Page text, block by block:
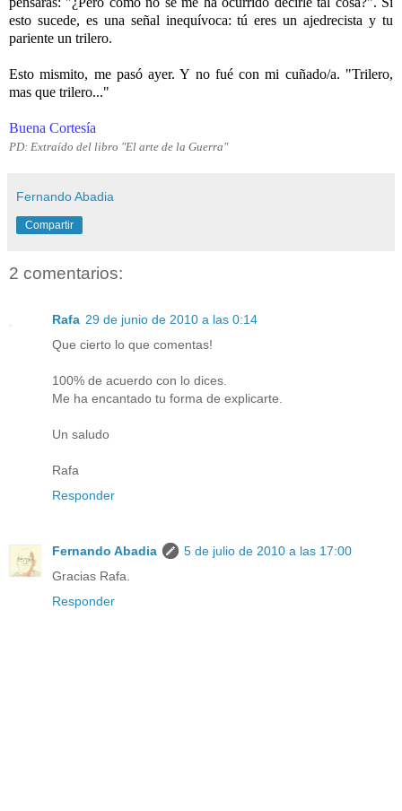
esto sucede, es una señal inequívoca: tú eres un ajedrecista y tu
pariente un trilero.
Esto mismito, me pasó ayer. Y no fué con mi cuñado/a. "Trilero,
mas que trilero..."
Buena Cortesía
PD: Extraído del libro "El arte de la Guerra"
Fernando Abadia
Compartir
2 comentarios:
Rafa 29 de junio de 2010 a las 0:14
Que cierto lo que comentas!
100% de acuerdo con lo dices.
Me ha encantado tu forma de explicarte.
Un saludo
Rafa
Responder
Fernando Abadia
5 de julio de 2010 a las 17:00
Gracias Rafa.
Responder